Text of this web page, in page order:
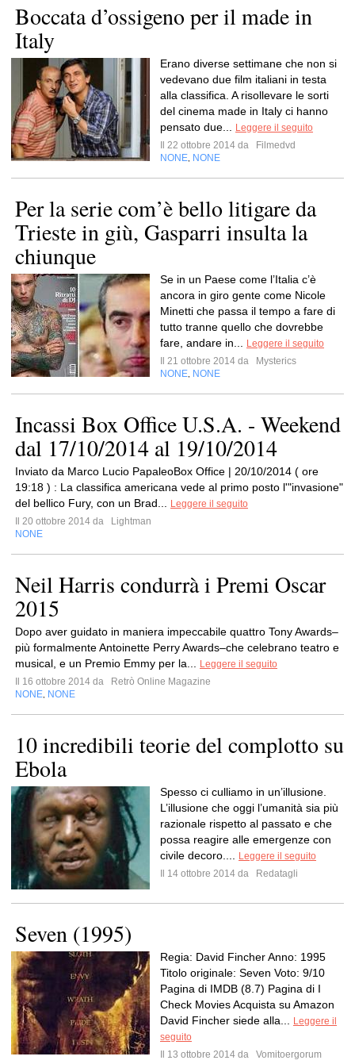
Boccata d’ossigeno per il made in
Italy
Erano diverse settimane che non si
vedevano due film italiani in testa
alla classifica. A risollevare le sorti
del cinema made in Italy ci hanno
pensato due...
Leggere il seguito
Il 22 ottobre 2014 da
Filmedvd
NONE NONE
Per la serie com’è bello litigare da
Trieste in giù, Gasparri insulta la
chiunque
Se in un Paese come l’Italia c’è
ancora in giro gente come Nicole
Minetti che passa il tempo a fare di
tutto tranne quello che dovrebbe
fare, andare in...
Leggere il seguito
Il 21 ottobre 2014 da
Mysterics
NONE NONE
Incassi Box Office U.S.A. - Weekend
dal 17/10/2014 al 19/10/2014
Inviato da Marco Lucio PapaleoBox Office | 20/10/2014 ( ore
19:18 ) : La classifica americana vede al primo posto l'"invasione"
del bellico Fury, con un Brad...
Leggere il seguito
Il 20 ottobre 2014 da
Lightman
NONE
Neil Harris condurrà i Premi Oscar
2015
Dopo aver guidato in maniera impeccabile quattro Tony Awards–
più formalmente Antoinette Perry Awards–che celebrano teatro e
musical, e un Premio Emmy per la...
Leggere il seguito
Il 16 ottobre 2014 da
Retrò Online Magazine
NONE NONE
10 incredibili teorie del complotto su
Ebola
Spesso ci culliamo in un’illusione.
L’illusione che oggi l’umanità sia più
razionale rispetto al passato e che
possa reagire alle emergenze con
civile decoro....
Leggere il seguito
Il 14 ottobre 2014 da
Redatagli
Seven (1995)
Regia: David Fincher Anno: 1995
Titolo originale: Seven Voto: 9/10
Pagina di IMDB (8.7) Pagina di I
Check Movies Acquista su Amazon
David Fincher siede alla...
Leggere il
seguito
Il 13 ottobre 2014 da
Vomitoergorum